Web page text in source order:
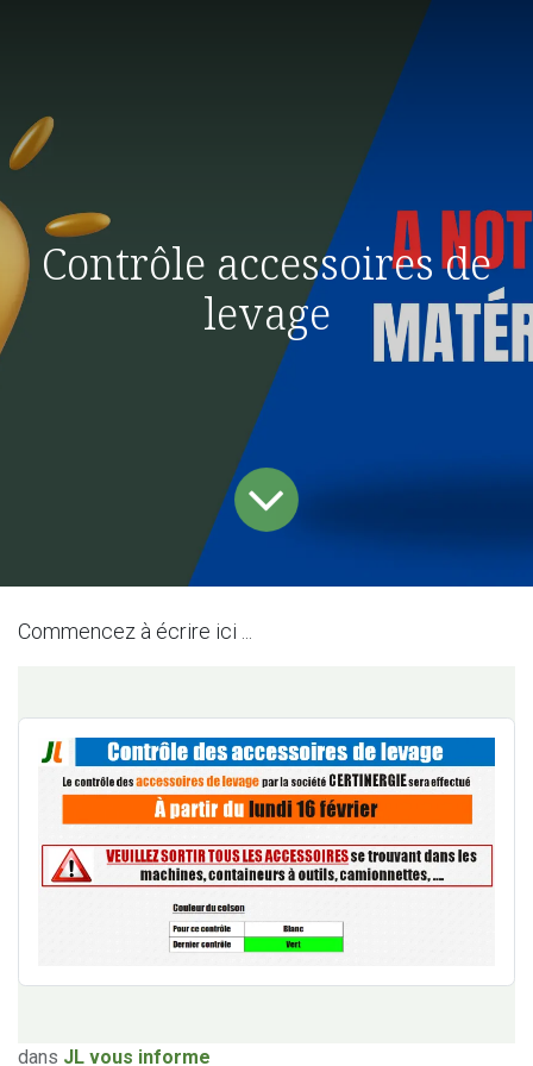
Contrôle accessoires de
levage
Commencez à écrire ici ...
dans JL vous informe